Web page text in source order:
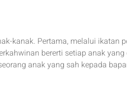
kanak. Pertama, melalui ikatan
bererti setiap anak
anak yang sah kepada